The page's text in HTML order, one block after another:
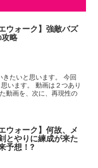
ウォーク】強敵バズ
略
たいと思います。 今回
います。 動画は２つあり
動画を、次に、再現性の
ウォーク】何故、メ
とやりに練成が来た
予想！?